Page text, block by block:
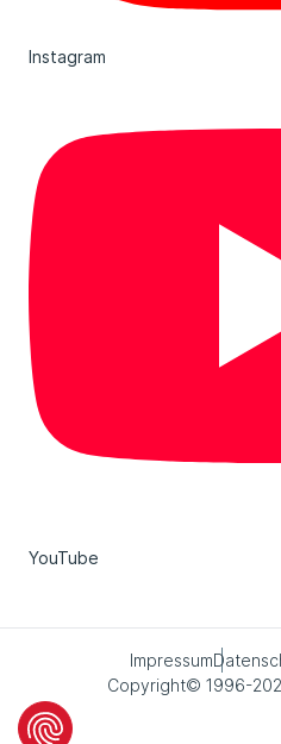
Instagram
YouTube
Impressum
Copyright© 1996-